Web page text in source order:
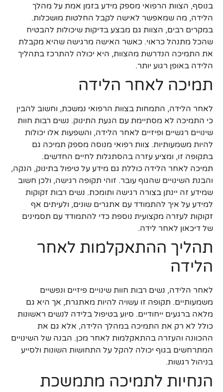
בנוסף, הצוות הרפואי מספק מידע בזמן אמת על מהלך
הלידה, מה שמאפשר לאישה לקבל החלטות מושכלות.
במקרים רבים, הצוות גם מבצע בדיקות שיכולות להבטיח
שהכל מתנהל כראוי. כאשר האישה מרגישה שהיא מקבלת
את התמיכה הנדרשת מהצוות, היא יכולה להתרכז בתהליך
הלידה באופן רגוע יותר.
תמיכה לאחר הלידה
לאחר הלידה, התמחות בצוות הרפואי נמשכת, וחשוב להבין
כי התמיכה לא מסתיימת עם הגעת התינוק. נשים רבות חוות
שינויים רגשיים ופיזיים לאחר הלידה, והשפעות אלו יכולות
להיות משמעותיות. צוות רפואי מנוסה מספק תמיכה גם
בתקופה זו, ומציע עזרה בהסתגלות לחיים החדשים.
תמיכה לאחר הלידה כוללת גם מידע על טיפול בתינוק, הנקה,
והבנת השינויים שהגוף עובר. זוהי תקופה רגישה, ולכן חשוב
שמידע זה יינתן בצורה רגישה ותומכת. נשים רבות זקוקות
למידע על איך להתמודד עם אתגרים שונים, ולעיתים אף
זקוקות לעזרה מקצועית נוספת כדי להתמודד עם תסמינים
של דיכאון לאחר לידה.
תהליך ההתאקלמות לאחר
הלידה
לאחר הלידה, נשים רבות חוות שינויים פיזיים ונפשיים
משמעותיים. תקופה זו עשויה להיות מאתגרת, אך היא גם
מלאה ברגעים ייחודיים. סיוע בטיפול בלידה לנשים ראשונות
כולל לא רק את התמיכה במהלך הלידה, אלא גם את
ההכוונה והעזרה בהתאקלמות לאחר מכן. הבנה של השינויים
המתרחשים בגוף יכולה להקל על התחושות השונות ולסייע
בניהול רגשות.
הנחיות לתמיכה מתמשכת